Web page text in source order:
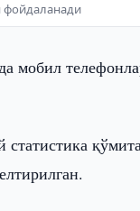
фойдаланади
мобил